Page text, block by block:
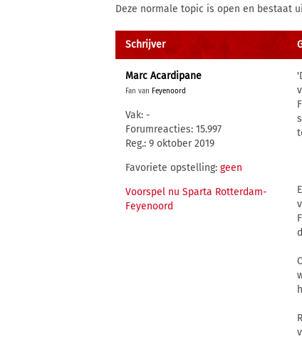
Deze normale topic is open en bestaat
Schrijver
Marc Acardipane
Fan van Feyenoord
Vak: -
Forumreacties: 15.997
Reg.: 9 oktober 2019
Favoriete opstelling: geen
Voorspel nu Sparta Rotterdam-
Feyenoord